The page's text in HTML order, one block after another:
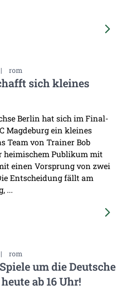
| rom
sich kleines
Berlin hat sich im Final-
Magdeburg ein kleines
Team von Trainer Bob
heimischem Publikum mit
einen Vorsprung von zwei
Entscheidung fällt am
...
| rom
um die Deutsche
ab 16 Uhr!